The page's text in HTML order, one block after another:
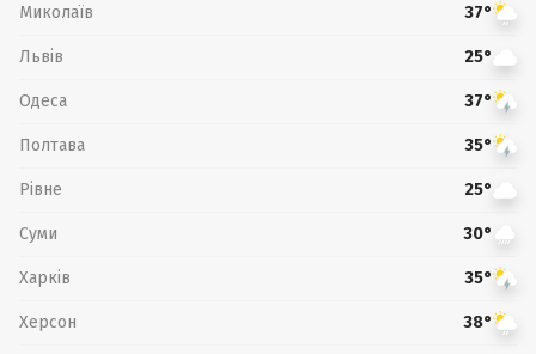
Миколаїв 37°
Львів 25°
Одеса 37°
Полтава 35°
Рівне 25°
Суми 30°
Харків 35°
Херсон 38°